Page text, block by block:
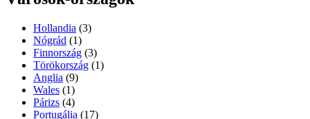
Hollandia (3)
Nógrád (1)
Finnország (3)
Törökország (1)
Anglia (9)
Wales (1)
Párizs (4)
Portugália (17)